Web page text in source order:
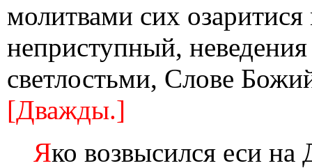
молитвами сих
неприступный,
светлостьми, Слове
[Дважды.]
Яко возвысился еси на